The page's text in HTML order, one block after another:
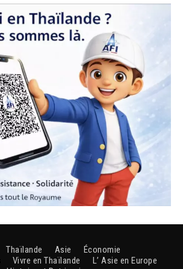
Thaïlande Asie
Économie
Vivre en Thaïlande
L’ Asie en Europe